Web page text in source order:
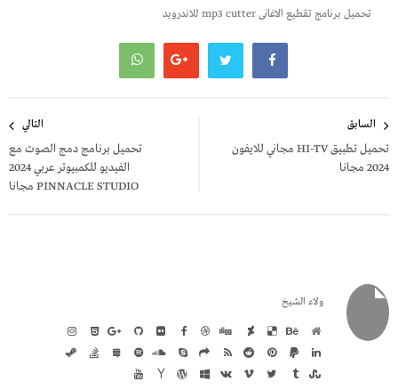
تحميل برنامج تقطيع الاغانى mp3 cutter للاندرويد
المقالات
السابق
تحميل تطبيق HI-TV مجاني للايفون
2024 مجانا
التالي
تحميل برنامج دمج الصوت مع
الفيديو للكمبيوتر عربي 2024
PINNACLE STUDIO مجانا
ولاء الشيخ